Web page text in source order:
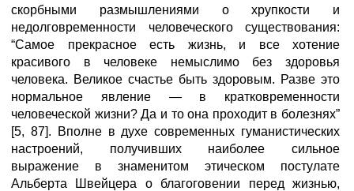
скорбными размышлениями о хрупкости и
недолговременности человеческого существования:
“Самое прекрасное есть жизнь, и все хотение
красивого в человеке немыслимо без здоровья
человека. Великое счастье быть здоровым. Разве это
нормальное явление — в кратковременности
человеческой жизни? Да и то она проходит в болезнях”
[5, 87]. Вполне в духе современных гуманистических
настроений, получивших наиболее сильное
выражение в знаменитом этическом постулате
Альберта Швейцера о благоговении перед жизнью,